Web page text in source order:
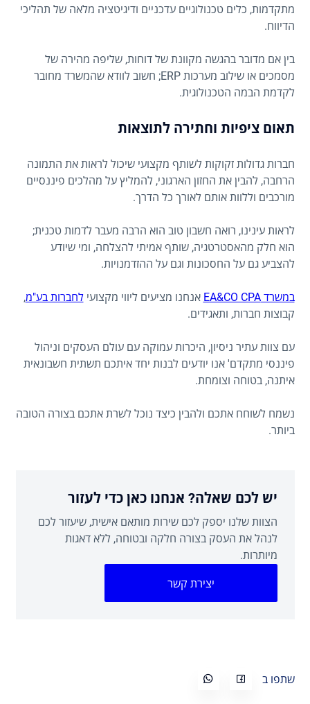
מתקדמות, כלים טכנולוגיים עדכניים ודיגיטציה מלאה של תהליכי
הדיווח.
בין אם מדובר בהגשה מקוונת של דוחות, שליפה מהירה של
מסמכים או שילוב מערכות ERP; חשוב לוודא שהמשרד מחובר
לקדמת הבמה הטכנולוגית.
תאום ציפיות וחתירה לתוצאות
חברות גדולות זקוקות לשותף מקצועי שיכול לראות את התמונה
הרחבה, להבין את החזון הארגוני, להמליץ על מהלכים פיננסיים
מורכבים וללוות אותם לאורך כל הדרך.
לראות עינינו, רואה חשבון טוב הוא הרבה מעבר לדמות טכנית;
הוא חלק מהאסטרטגיה, שותף אמיתי להצלחה, ומי שיודע
להצביע גם על החסכונות וגם על ההזדמנויות.
במשרד EA&CO CPA אנחנו מציעים ליווי מקצועילחברות בע"מ,
קבוצות חברות, ותאגידים.
עם צוות עתיר ניסיון, היכרות עמוקה עם עולם העסקים וניהול
פיננסי מתקדם' אנו יודעים לבנות יחד איתכם תשתית חשבונאית
איתנה, בטוחה וצומחת.
נשמח לשוחח אתכם ולהבין כיצד נוכל לשרת אתכם בצורה הטובה
ביותר.
יש לכם שאלה? אנחנו כאן כדי לעזור
הצוות שלנו יספק לכם שירות מותאם אישית, שיעזור לכם
לנהל את העסק בצורה חלקה ובטוחה, ללא דאגות
מיותרות.
יצירת קשר
שתפו ב